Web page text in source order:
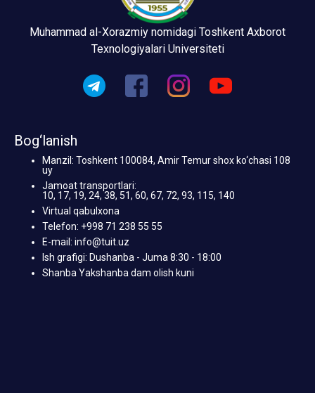
Muhammad al-Xorazmiy nomidagi Toshkent Axborot
Texnologiyalari Universiteti
Bog‘lanish
Manzil: Toshkent 100084, Amir Temur shox ko‘chasi 108
uy
Jamoat transportlari:
10, 17, 19, 24, 38, 51, 60, 67, 72, 93, 115, 140
Virtual qabulxona
Telefon: +998 71 238 55 55
E-mail: info@tuit.uz
Ish grafigi: Dushanba - Juma 8:30 - 18:00
Shanba Yakshanba dam olish kuni